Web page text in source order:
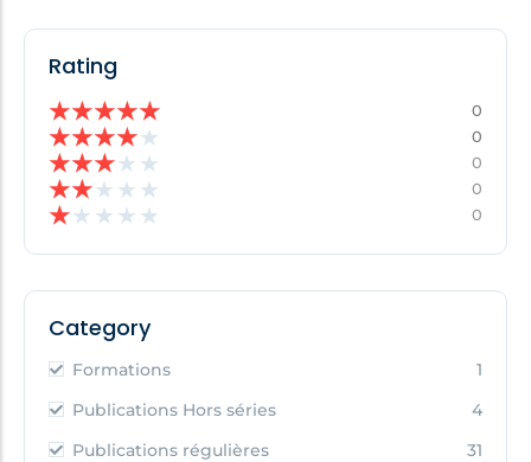
Rating
★★★★★ 0
★★★★★ 0
★★★★ ★ 0
★★★ ★ ★ 0
★★ ★ ★ ★ 0
Category
Formations
1
Publications Hors séries
4
Publications régulières
31